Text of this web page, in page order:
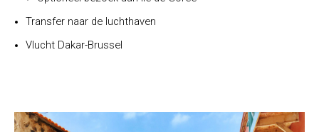
Transfer naar de luchthaven
Vlucht Dakar-Brussel